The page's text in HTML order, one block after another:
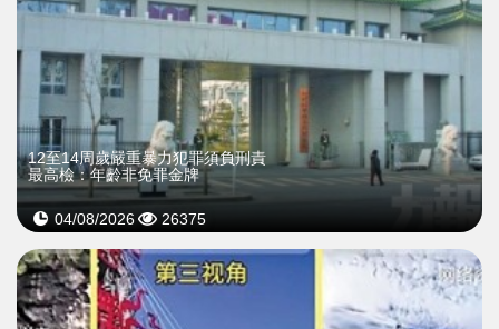
12至14周歲嚴重暴力犯罪須負刑責
最高檢：年齡非免罪金牌
04/08/2026 26375